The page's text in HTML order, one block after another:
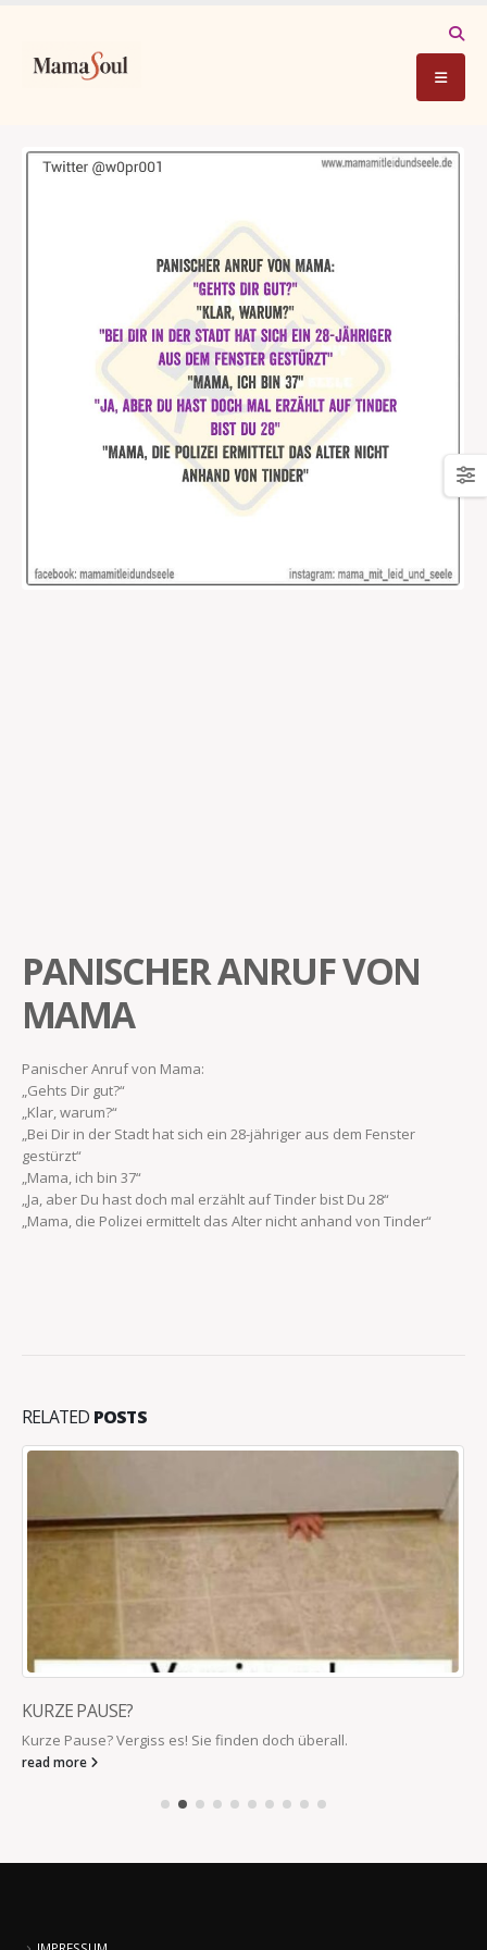
PANISCHER ANRUF VON
MAMA
Panischer Anruf von Mama:
„Gehts Dir gut?“
„Klar, warum?“
„Bei Dir in der Stadt hat sich ein 28-jähriger aus dem Fenster
gestürzt“
„Mama, ich bin 37“
„Ja, aber Du hast doch mal erzählt auf Tinder bist Du 28“
„Mama, die Polizei ermittelt das Alter nicht anhand von Tinder“
RELATED POSTS
KURZE PAUSE?
Kurze Pause? Vergiss es! Sie finden doch überall.
read more